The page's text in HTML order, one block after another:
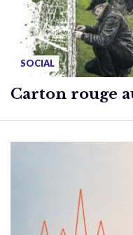
SOCIAL
Carton rouge